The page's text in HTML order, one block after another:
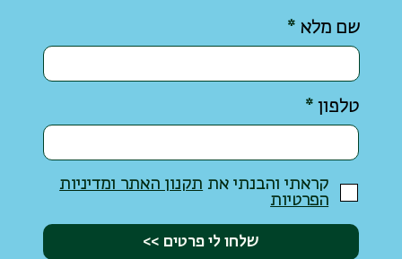
שלחו לי פרטים >>
טלפון
קראתי והבנתי את תקנון האתר ומדיניות
הפרטיות
שם מלא